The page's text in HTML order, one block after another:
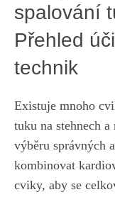
spalování
Přehled
technik
Existuje mnoho
tuku na stehnech
výběru⁢ správných
kombinovat
cviky, ​aby se